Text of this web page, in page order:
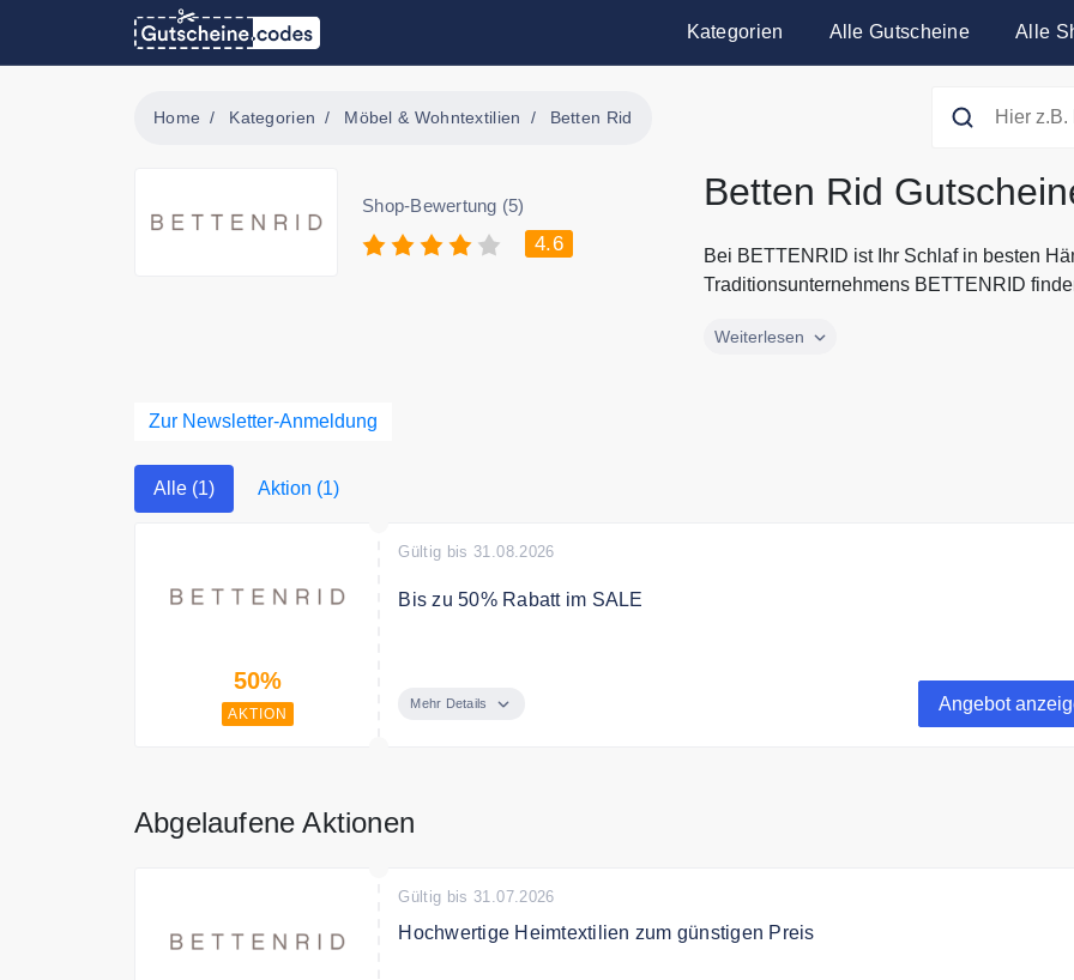
Kategorien Alle Gutscheine Alle
Home Kategorien Möbel & Wohntextilien Betten Rid
Shop-Bewertung (5)
4.6
Betten Rid
Bei BETTENRID ist Ihr Schlaf in besten
Traditionsunternehmens BETTENRID
Bei BETTENRID ist Ihr Schlaf in besten
Weiterlesen
Zur Newsletter-Anmeldung
Alle (1) Aktion (1)
50%
AKTION
Gültig bis 31.08.2026
Bis zu 50% Rabatt im SALE
Mehr Details Angebot
Abgelaufene Aktionen
Gültig bis 31.07.2026
Hochwertige Heimtextilien zum günstigen Preis